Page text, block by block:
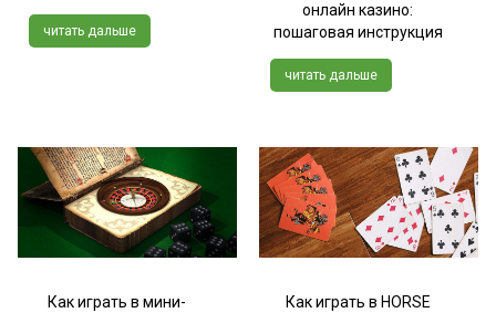
читать дальше
онлайн казино:
пошаговая инструкция
читать дальше
Как играть в мини-
Как играть в HORSE